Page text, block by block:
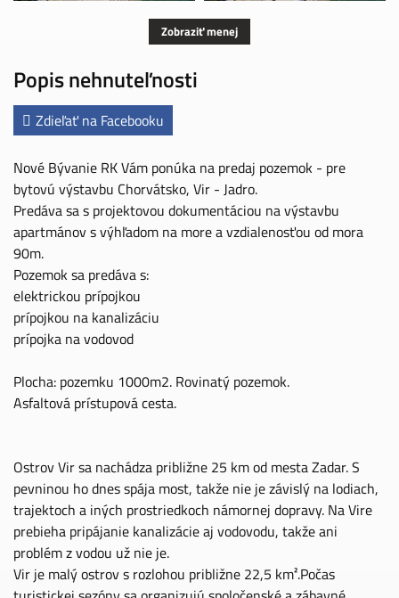
Zobraziť menej
Popis nehnuteľnosti
Zdieľať na Facebooku
Nové Bývanie RK Vám ponúka na predaj pozemok - pre
bytovú výstavbu Chorvátsko, Vir - Jadro.
Predáva sa s projektovou dokumentáciou na výstavbu
apartmánov s výhľadom na more a vzdialenosťou od mora
90m.
Pozemok sa predáva s:
elektrickou prípojkou
prípojkou na kanalizáciu
prípojka na vodovod
Plocha: pozemku 1000m2. Rovinatý pozemok.
Asfaltová prístupová cesta.
Ostrov Vir sa nachádza približne 25 km od mesta Zadar. S
pevninou ho dnes spája most, takže nie je závislý na lodiach,
trajektoch a iných prostriedkoch námornej dopravy. Na Vire
prebieha pripájanie kanalizácie aj vodovodu, takže ani
problém z vodou už nie je.
Vir je malý ostrov s rozlohou približne 22,5 km².Počas